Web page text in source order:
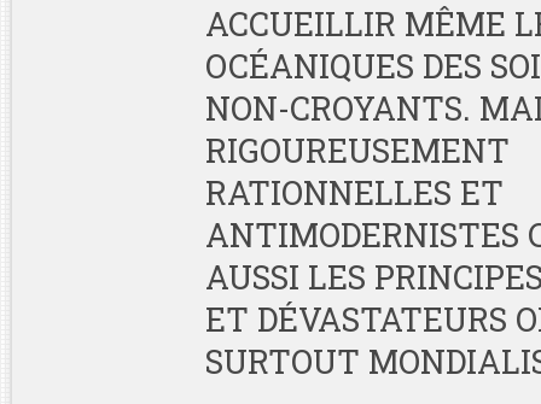
ACCUEILLIR MÊME
OCÉANIQUES DES
NON-CROYANTS.
RIGOUREUSEMENT
RATIONNELLES ET
ANTIMODERNISTES
AUSSI LES
ET DÉVASTATEURS
SURTOUT